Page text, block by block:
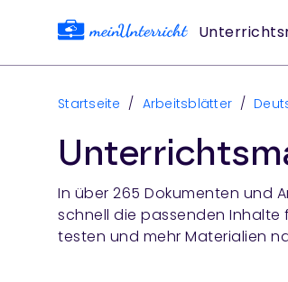
Startseite / Arbeitsblätter /
In über 265 Dokumenten und
schnell die passenden
testen und mehr Materialien